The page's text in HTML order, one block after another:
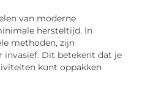
van moderne
hersteltijd. In
methoden, zijn
invasief. Dit betekent dat je
kunt oppakken